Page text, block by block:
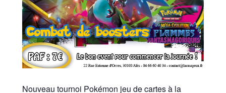
Nouveau tournoi Pokémon jeu de cartes à la